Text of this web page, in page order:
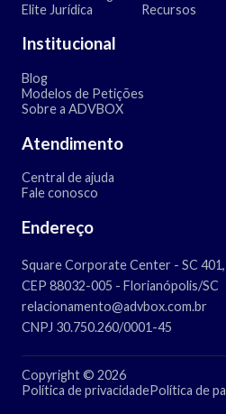
Elite Jurídica
Recursos
Institucional
Blog
Modelos de Petições
Sobre a ADVBOX
Atendimento
Central de ajuda
Fale conosco
Endereço
Square Corporate Center - SC 401,
CEP 88032-005 - Florianópolis/SC
relacionamento@advbox.com.br
CNPJ 30.750.260/0001-45
Copyright © 2026
Política de privacidadePolítica de